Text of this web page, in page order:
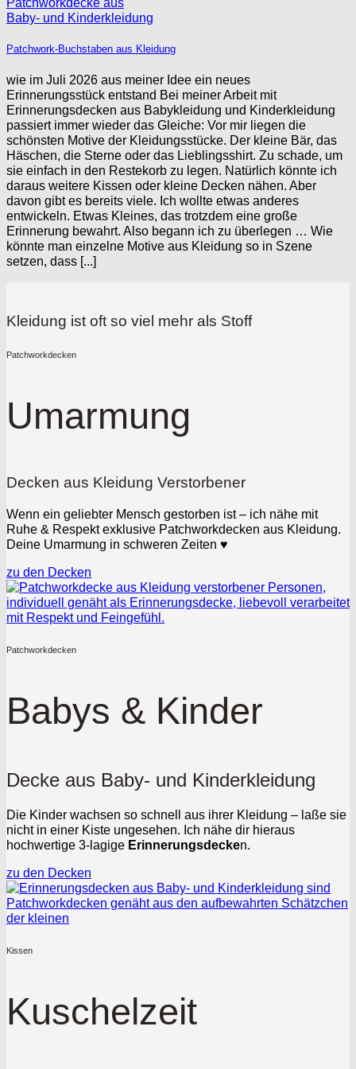
Patchwork-Buchstaben aus Kleidung
wie im Juli 2026 aus meiner Idee ein neues
Erinnerungsstück entstand Bei meiner Arbeit mit
Erinnerungsdecken aus Babykleidung und Kinderkleidung
passiert immer wieder das Gleiche: Vor mir liegen die
schönsten Motive der Kleidungsstücke. Der kleine Bär, das
Häschen, die Sterne oder das Lieblingsshirt. Zu schade, um
sie einfach in den Restekorb zu legen. Natürlich könnte ich
daraus weitere Kissen oder kleine Decken nähen. Aber
davon gibt es bereits viele. Ich wollte etwas anderes
entwickeln. Etwas Kleines, das trotzdem eine große
Erinnerung bewahrt. Also begann ich zu überlegen … Wie
könnte man einzelne Motive aus Kleidung so in Szene
setzen, dass [...]
Kleidung ist oft so viel mehr als Stoff
Patchworkdecken
Umarmung
Decken aus Kleidung Verstorbener
Wenn ein geliebter Mensch gestorben ist – ich nähe mit
Ruhe & Respekt exklusive Patchworkdecken aus Kleidung.
Deine Umarmung in schweren Zeiten ♥
zu den Decken
Patchworkdecken
Babys & Kinder
Decke aus Baby- und Kinderkleidung
Die Kinder wachsen so schnell aus ihrer Kleidung – laße sie
nicht in einer Kiste ungesehen. Ich nähe dir hieraus
hochwertige 3-lagige Erinnerungsdecken.
zu den Decken
Kissen
Kuschelzeit